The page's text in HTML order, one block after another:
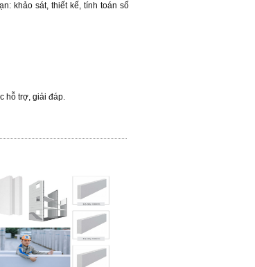
khảo sát, thiết kế, tính toán số
hỗ trợ, giải đáp.